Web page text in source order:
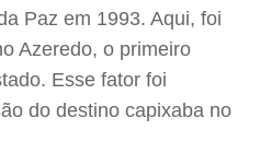
Paz em 1993. Aqui, foi
Azeredo, o primeiro
Esse fator foi
do destino capixaba no